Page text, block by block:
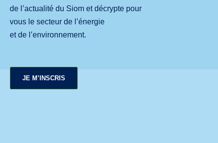
de l’actualité du Siom et décrypte pour
vous le secteur de l’énergie
et de l’environnement.
JE M’INSCRIS